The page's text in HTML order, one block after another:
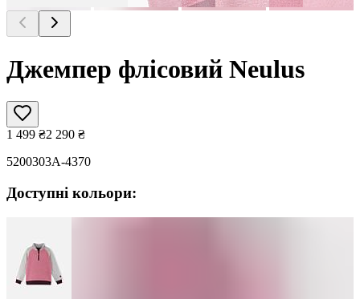
Джемпер флісовий Neulus
1 499 ₴2 290 ₴
5200303A-4370
Доступні кольори: